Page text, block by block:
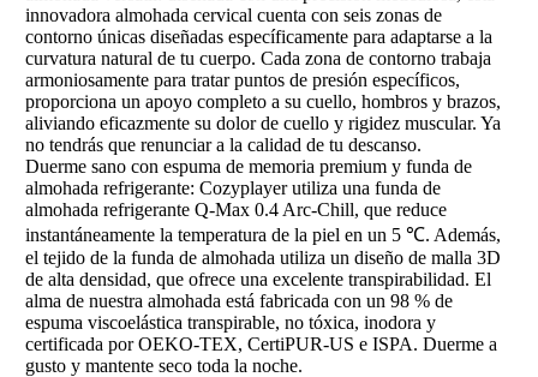
innovadora almohada cervical cuenta con seis zonas de
contorno únicas diseñadas específicamente para adaptarse a la
curvatura natural de tu cuerpo. Cada zona de contorno trabaja
armoniosamente para tratar puntos de presión específicos,
proporciona un apoyo completo a su cuello, hombros y brazos,
aliviando eficazmente su dolor de cuello y rigidez muscular. Ya
no tendrás que renunciar a la calidad de tu descanso.
Duerme sano con espuma de memoria premium y funda de
almohada refrigerante: Cozyplayer utiliza una funda de
almohada refrigerante Q-Max 0.4 Arc-Chill, que reduce
instantáneamente la temperatura de la piel en un 5 ℃. Además,
el tejido de la funda de almohada utiliza un diseño de malla 3D
de alta densidad, que ofrece una excelente transpirabilidad. El
alma de nuestra almohada está fabricada con un 98 % de
espuma viscoelástica transpirable, no tóxica, inodora y
certificada por OEKO-TEX, CertiPUR-US e ISPA. Duerme a
gusto y mantente seco toda la noche.